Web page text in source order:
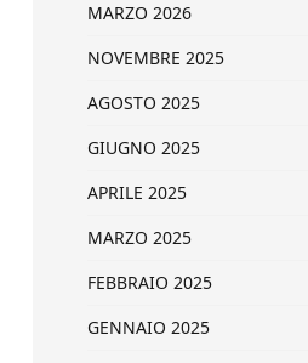
MARZO 2026
NOVEMBRE 2025
AGOSTO 2025
GIUGNO 2025
APRILE 2025
MARZO 2025
FEBBRAIO 2025
GENNAIO 2025